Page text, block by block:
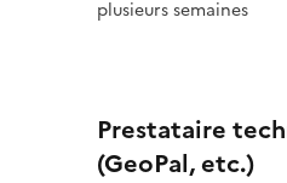
plusieurs semaines
Prestataire
(GeoPal, etc.)